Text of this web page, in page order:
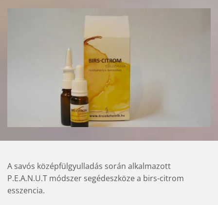
A savós középfülgyulladás során alkalmazott
P.E.A.N.U.T módszer segédeszköze a birs-citrom
esszencia.